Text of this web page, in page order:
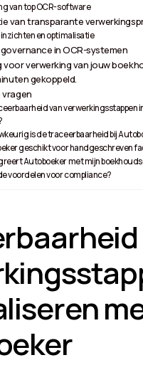
van top OCR-software
van transparante
en optimalisatie
governance in OCR-systemen
voor verwerking van jouw
gekoppeld.
vragen
van verwerkingsstappen
is de traceerbaarheid bij
geschikt voor handgeschreven
Autoboeker met mijn
voordelen voor compliance?